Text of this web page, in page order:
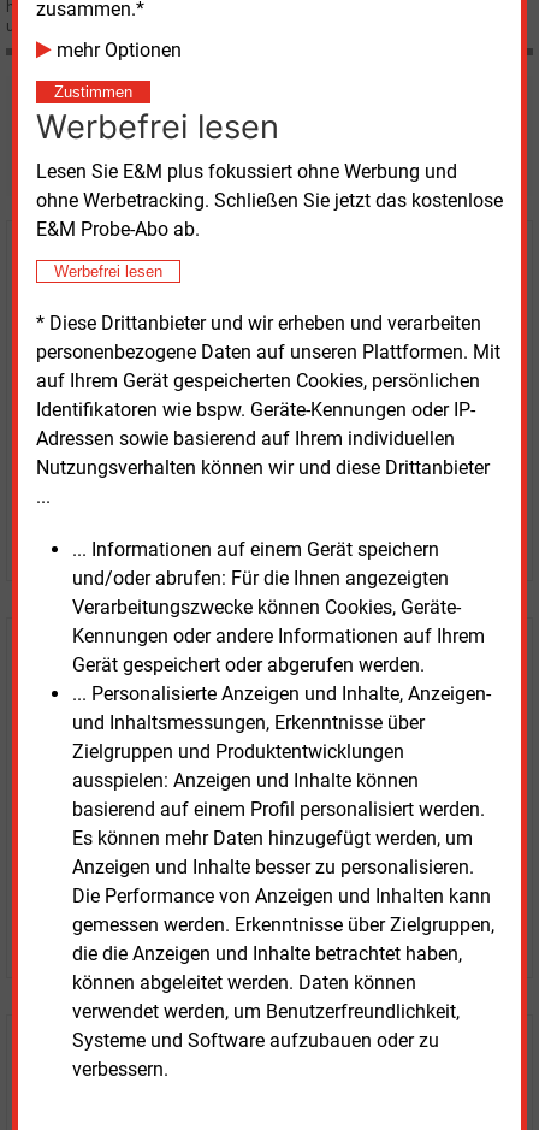
zusammen.*
mehr Optionen
Zustimmen
Werbefrei lesen
Lesen Sie E&M plus fokussiert ohne Werbung und
ohne Werbetracking. Schließen Sie jetzt das kostenlose
E&M Probe-Abo ab.
Werbefrei lesen
* Diese Drittanbieter und wir erheben und verarbeiten
personenbezogene Daten auf unseren Plattformen. Mit
auf Ihrem Gerät gespeicherten Cookies, persönlichen
Identifikatoren wie bspw. Geräte-Kennungen oder IP-
Adressen sowie basierend auf Ihrem individuellen
Nutzungsverhalten können wir und diese Drittanbieter
...
... Informationen auf einem Gerät speichern
und/oder abrufen: Für die Ihnen angezeigten
Verarbeitungszwecke können Cookies, Geräte-
Kennungen oder andere Informationen auf Ihrem
Gerät gespeichert oder abgerufen werden.
... Personalisierte Anzeigen und Inhalte, Anzeigen-
und Inhaltsmessungen, Erkenntnisse über
Zielgruppen und Produktentwicklungen
ausspielen: Anzeigen und Inhalte können
basierend auf einem Profil personalisiert werden.
Es können mehr Daten hinzugefügt werden, um
Anzeigen und Inhalte besser zu personalisieren.
Die Performance von Anzeigen und Inhalten kann
gemessen werden. Erkenntnisse über Zielgruppen,
die die Anzeigen und Inhalte betrachtet haben,
können abgeleitet werden. Daten können
verwendet werden, um Benutzerfreundlichkeit,
Systeme und Software aufzubauen oder zu
verbessern.
haben eine Vereinbarung über einen Tausch von Erzeugungskapazitäten
unterzeichnet.
Möchten Sie diese und
weitere Nachrichten lesen?
Kaufen Sie den Artikel
erhalten Sie sofort diesen redaktionellen Beitrag für
nur €2.98
Testen SieE&M
kostenlos und
unverbindlich
Zwei Wochen kostenfreier Zugang
Zugang auf stündlich aktualisierte Nachrichten mit
Prognose- und Marktdaten
+ einmal täglich E&M daily
+ zwei Ausgaben der Zeitung E&M
ohne automatische Verlängerung
JETZT KOSTENLOS TESTEN
Login für Kunden